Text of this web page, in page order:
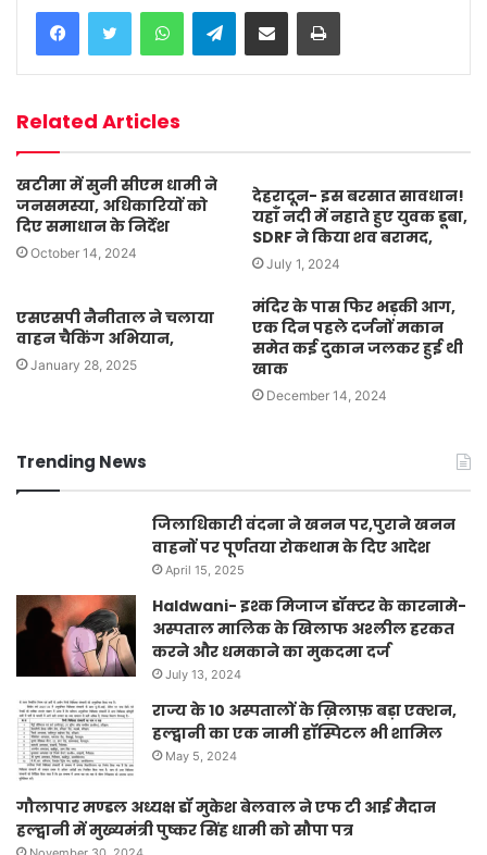
WhatsAppTelegramShare via Email Print
Related Articles
खटीमा में सुनी सीएम धामी ने
जनसमस्या, अधिकारियों को
दिए समाधान के निर्देश
October 14, 2024
देहरादून- इस बरसात सावधान!
यहाँ नदी में नहाते हुए युवक डूबा,
SDRF ने किया शव बरामद,
July 1, 2024
एसएसपी नैनीताल ने चलाया
वाहन चैकिंग अभियान,
January 28, 2025
मंदिर के पास फिर भड़की आग,
एक दिन पहले दर्जनों मकान
समेत कई दुकान जलकर हुई थी
खाक
December 14, 2024
Trending News
जिलाधिकारी वंदना ने खनन पर,पुराने खनन
वाहनों पर पूर्णतया रोकथाम के दिए आदेश
April 15, 2025
Haldwani- इश्क मिजाज डॉक्टर के कारनामे-
अस्पताल मालिक के खिलाफ अश्लील हरकत
करने और धमकाने का मुकदमा दर्ज
July 13, 2024
राज्य के 10 अस्पतालों के ख़िलाफ़ बड़ा एक्शन,
हल्द्वानी का एक नामी हॉस्पिटल भी शामिल
May 5, 2024
गौलापार मण्डल अध्यक्ष डॉ मुकेश बेलवाल ने एफ टी आई मैदान
हल्द्वानी में मुख्यमंत्री पुष्कर सिंह धामी को सौपा पत्र